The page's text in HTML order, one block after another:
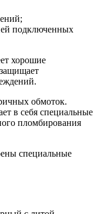
подключенных
хорошие
обмоток.
в себя специальные
пломбирования
специальные